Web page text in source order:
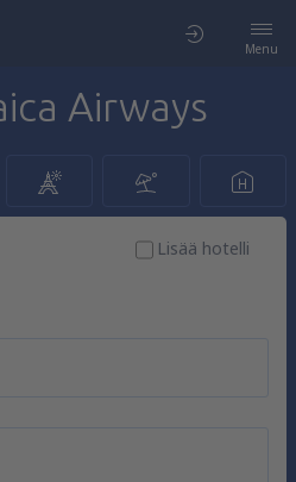
Menu
Airways
Lisää hotelli